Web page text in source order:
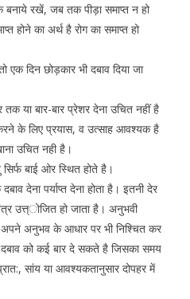
रखें, जब तक पीड़ा समाप्त न हो
होने का अर्थ है रोग का समाप्त हो
एक दिन छोड़कार भी दबाव दिया जा
या बार-बार प्रेशर देना उचित नहीं है
करने के लिए प्रयास, व उत्साह आवश्यक है
उचित नही है।
बाई ओर स्थित होते है।
देना पर्याप्त देना होता है। इतनी देर
उत्त्ोजित हो जाता है। अनुभवी
अनुभव के आधार पर भी निश्चित कर
को कई बार दे सकते है जिसका समय
सांय या आवश्यकतानुसार दोपहर में